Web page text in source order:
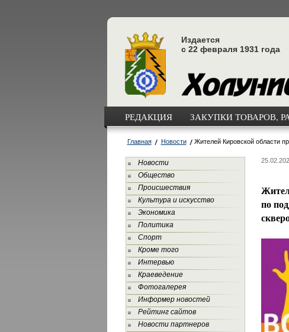
Издается
с 22 февраля 1931 года
РЕДАКЦИЯ ЗАКУПКИ ТОВАРОВ,
Главная Новости Жителей Кировской области
Новости
Общество
Происшествия
Культура и искусство
Экономика
Политика
Спорт
Кроме того
Интервью
Краеведение
Фотогалерея
Информер новостей
Рейтинг сайтов
Новости партнеров
по